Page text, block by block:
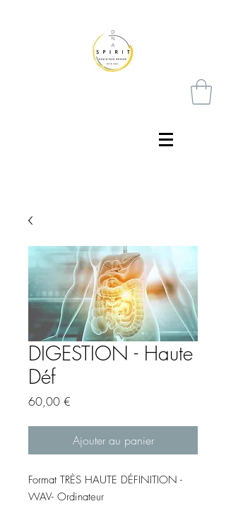
DIGESTION - Haute
Déf
60,00 €
Ajouter au panier
Format TRÈS HAUTE DÉFINITION -
WAV- Ordinateur